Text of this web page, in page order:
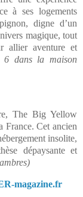
à ses logements
digne d’un
magique, tout
allier aventure et
dans la maison
The Big Yellow
Cet ancien
insolite,
dépaysante et
magazine.fr